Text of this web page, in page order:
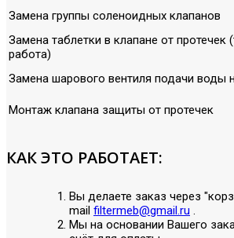
Замена группы соленоидных клапанов
Замена таблетки в клапане от протечек
работа)
Замена шарового вентиля подачи воды
Монтаж клапана защиты от протечек
КАК ЭТО РАБОТАЕТ:
Вы делаете заказ через
mail filtermeb@gmail.ru .
Мы на основании Вашего